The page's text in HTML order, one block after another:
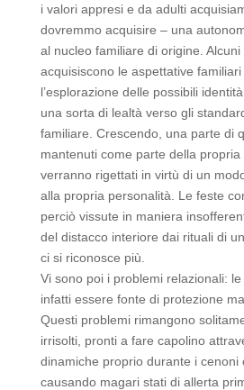
i valori appresi e da adulti
dovremmo acquisire – una
al nucleo familiare di origine.
acquisiscono le aspettative
l’esplorazione delle possibili
una sorta di lealtà verso gli
familiare. Crescendo, una parte di
mantenuti come parte della
verranno rigettati in virtù di un
alla propria personalità. Le feste
perciò vissute in maniera
del distacco interiore dai rituali di
ci si riconosce più.
Vi sono poi i problemi relazionali:
infatti essere fonte di protezione
Questi problemi rimangono
irrisolti, pronti a fare capolino
dinamiche proprio durante i cenoni
causando magari stati di allerta